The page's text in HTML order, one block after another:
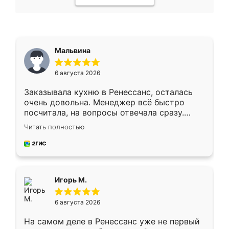
Мальвина
6 августа 2026
Заказывала кухню в Ренессанс, осталась
очень довольна. Менеджер всё быстро
посчитала, на вопросы отвечала сразу.
Замерщик приехал в субботу, подошёл к
делу со всей ответственностью. Собрали
за день, ребята работали аккуратно, даже
Читать полностью
Игорь М.
6 августа 2026
На самом деле в Ренессанс уже не первый